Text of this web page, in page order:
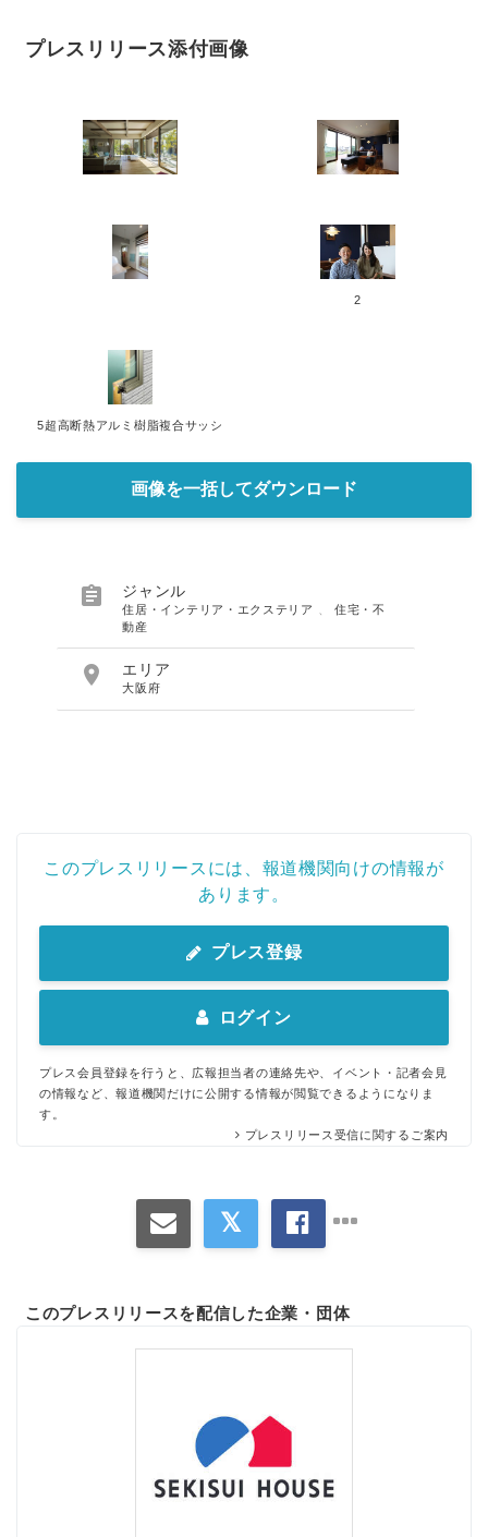
プレスリリース添付画像
2
5超高断熱アルミ樹脂複合サッシ
画像を一括してダウンロード
 ジャンル
住居・インテリア・エクステリア
住宅・不
動産
 エリア
大阪府
このプレスリリースには、報道機関向けの情報が
あります。
プレス登録
ログイン
プレス会員登録を行うと、広報担当者の連絡先や、イベント・記者会見
の情報など、報道機関だけに公開する情報が閲覧できるようになりま
す。
プレスリリース受信に関するご案内
このプレスリリースを配信した企業・団体